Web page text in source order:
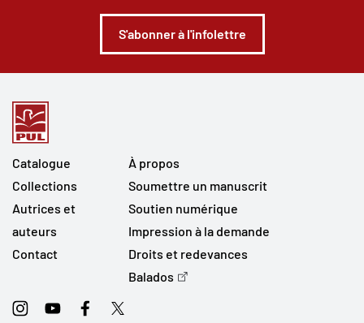
S'abonner à l'infolettre
Catalogue
Collections
Autrices et
auteurs
Contact
À propos
Soumettre un manuscrit
Soutien numérique
Impression à la demande
Droits et redevances
Balados
InstagramYoutubeFacebookTwitter